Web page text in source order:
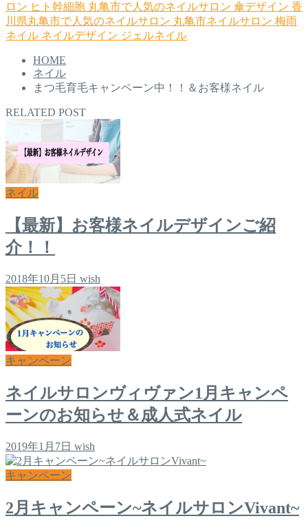
ロン ヒト幹細胞 丸亀市で人気のネイルサロン 傘デザイン 香
川県丸亀市で人気のネイルサロン 丸亀市ネイルサロン 梅雨
ネイル ネイルデザイン ジェルネイル
HOME
ネイル
まつ毛育毛キャンペーン中！！＆お客様ネイル
RELATED POST
ネイル
【最新】お客様ネイルデザインご紹
介！！
2018年10月5日 wish
キャンペーン
ネイルサロンヴィヴァン1月キャンペ
ーンのお知らせ＆成人式ネイル
2019年1月7日 wish
キャンペーン
2月キャンペーン~ネイルサロンVivant~